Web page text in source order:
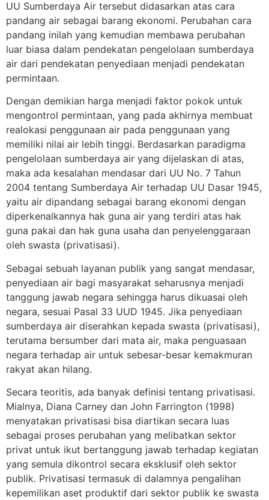
UU Sumberdaya Air tersebut didasarkan atas cara
pandang air sebagai barang ekonomi. Perubahan cara
pandang inilah yang kemudian membawa perubahan
luar biasa dalam pendekatan pengelolaan sumberdaya
air dari pendekatan penyediaan menjadi pendekatan
permintaan.
Dengan demikian harga menjadi faktor pokok untuk
mengontrol permintaan, yang pada akhirnya membuat
realokasi penggunaan air pada penggunaan yang
memiliki nilai air lebih tinggi. Berdasarkan paradigma
pengelolaan sumberdaya air yang dijelaskan di atas,
maka ada kesalahan mendasar dari UU No. 7 Tahun
2004 tentang Sumberdaya Air terhadap UU Dasar 1945,
yaitu air dipandang sebagai barang ekonomi dengan
diperkenalkannya hak guna air yang terdiri atas hak
guna pakai dan hak guna usaha dan penyelenggaraan
oleh swasta (privatisasi).
Sebagai sebuah layanan publik yang sangat mendasar,
penyediaan air bagi masyarakat seharusnya menjadi
tanggung jawab negara sehingga harus dikuasai oleh
negara, sesuai Pasal 33 UUD 1945. Jika penyediaan
sumberdaya air diserahkan kepada swasta (privatisasi),
terutama bersumber dari mata air, maka penguasaan
negara terhadap air untuk sebesar-besar kemakmuran
rakyat akan hilang.
Secara teoritis, ada banyak definisi tentang privatisasi.
Mialnya, Diana Carney dan John Farrington (1998)
menyatakan privatisasi bisa diartikan secara luas
sebagai proses perubahan yang melibatkan sektor
privat untuk ikut bertanggung jawab terhadap kegiatan
yang semula dikontrol secara eksklusif oleh sektor
publik. Privatisasi termasuk di dalamnya pengalihan
kepemilikan aset produktif dari sektor publik ke swasta